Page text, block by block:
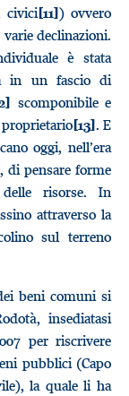
civici[11]) ovvero
varie declinazioni.
è stata
in un fascio di
scomponibile e
[13]. E
oggi, nell’era
di pensare forme
risorse. In
attraverso la
sul terreno
beni comuni si
insediatasi
per riscrivere
pubblici (Capo
la quale li ha